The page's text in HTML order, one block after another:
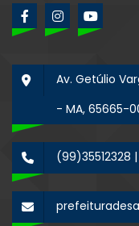
Av. Getúlio
- MA, 65665-
(99)35512328